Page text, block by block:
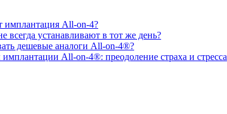
имплантация All-on-4?
устанавливают в тот же день?
дешевые аналоги All-on-4®?
All-on-4®: преодоление страха и стресса